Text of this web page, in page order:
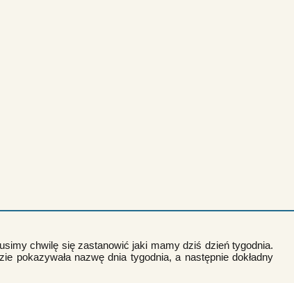
chwilę się zastanowić jaki mamy dziś dzień tygodnia.
pokazywała nazwę dnia tygodnia, a następnie dokładny